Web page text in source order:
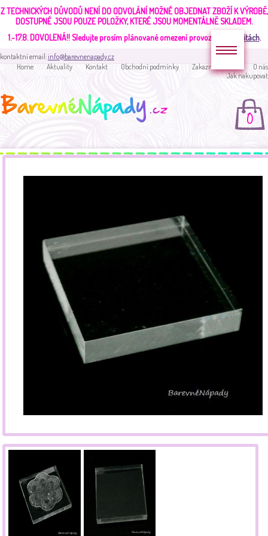
Z TECHNICKÝCH DŮVODŮ NENÍ DO ODVOLÁNÍ MOŽNÉ OBJEDNAT ZBOŽÍ K VÝROBĚ,
DOSTUPNÉ JSOU POUZE POLOŽKY, KTERÉ JSOU MOMENTÁLNĚ SKLADEM.
1.-17.8. DOVOLENÁ!!Sledujte prosím plánované omezení provozu v aktualitách.
kontaktní email:info@barevnenapady.cz
Home
Aktuality Kontakt Obchodní podmínky Zakaznická sekce
O nás
Jak nakupovat
0